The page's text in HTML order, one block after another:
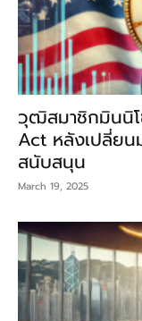
วุฒิสมาชิกมินนิโ
Act หลังเปลี่ย
สนับสนุน
March 19, 2025